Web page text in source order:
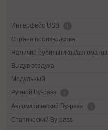
Интерфейс USB
Страна производства
Наличие рубильников/автоматов
Выдув воздуха
Модульный
Ручной By-pass
Автоматический By-pass
Статический By-pass